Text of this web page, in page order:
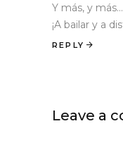
Y más, y más…
¡A bailar y a
REPLY
Leave a